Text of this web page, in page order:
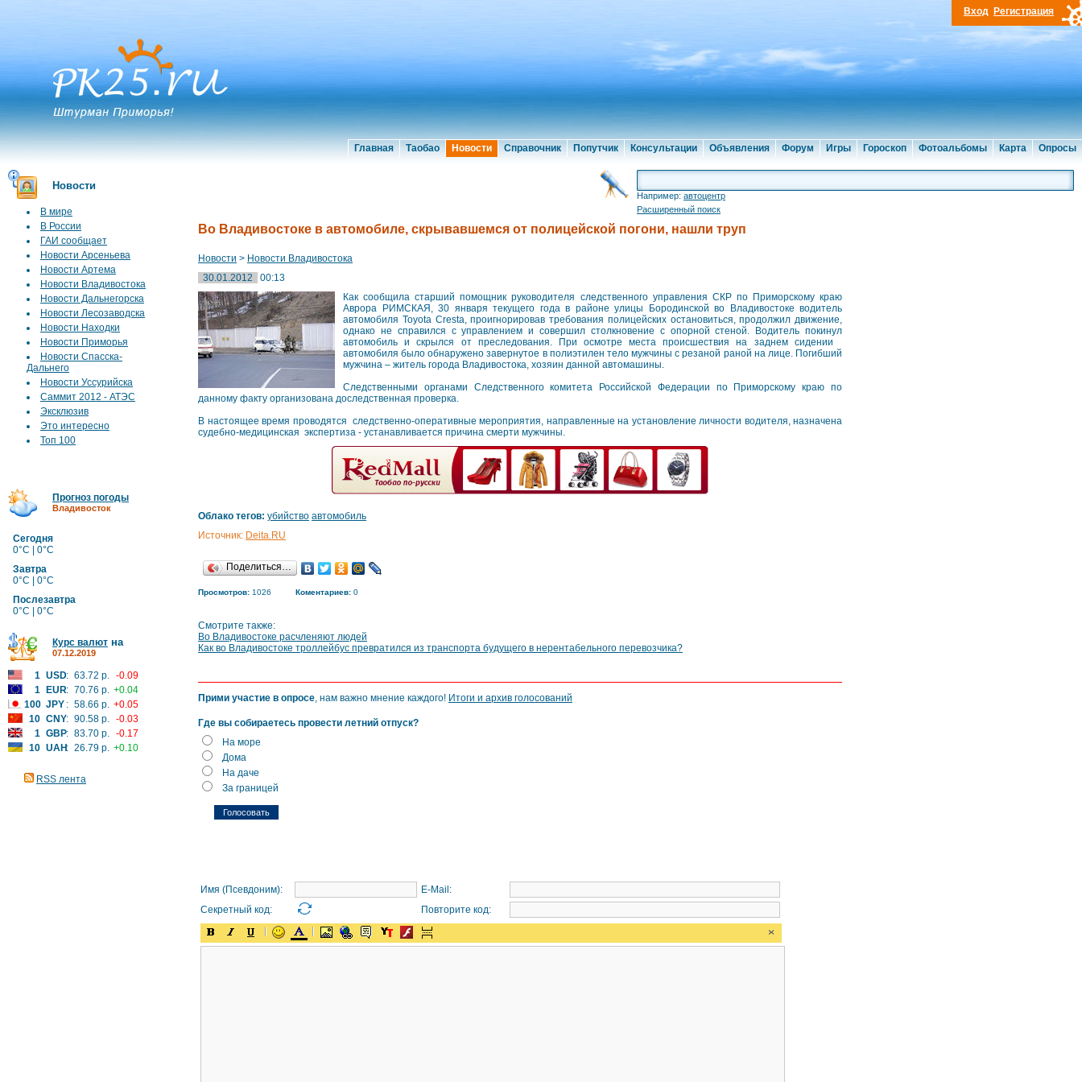
Главная Таобао Новости Справочник Попутчик Консультации Объявления Форум Игры Гороскоп Фотоальбомы Карта Опросы
Вход Регистрация
Новости
В мире
В России
ГАИ сообщает
Новости Арсеньева
Новости Артема
Новости Владивостока
Новости Дальнегорска
Новости Лесозаводска
Новости Находки
Новости Приморья
Новости Спасска-
Дальнего
Новости Уссурийска
Саммит 2012 - АТЭС
Эксклюзив
Это интересно
Топ 100
Прогноз погоды
Владивосток
Сегодня
0°C | 0°C
Завтра
0°C | 0°C
Послезавтра
0°C | 0°C
Курс валют на
07.12.2019
1 USD: 63.72 р. -0.09
1
EUR: 70.76 р. +0.04
100 JPY : 58.66 р. +0.05
10 CNY: 90.58 р. -0.03
1 GBP: 83.70 р. -0.17
10 UAH: 26.79 р. +0.10
RSS лента
Например: автоцентр
Расширенный поиск
Во Владивостоке в автомобиле, скрывавшемся от полицейской погони, нашли труп
Новости > Новости Владивостока
30.01.2012
00:13
Как сообщила старший помощник руководителя следственного управления СКР по Приморскому краю
Аврора РИМСКАЯ, 30 января текущего года в районе улицы Бородинской во Владивостоке водитель
автомобиля Toyota Cresta, проигнорировав требования полицейских остановиться, продолжил движение,
однако не справился с управлением и совершил столкновение с опорной стеной. Водитель покинул
автомобиль и скрылся от преследования. При осмотре места происшествия на заднем сидении
автомобиля было обнаружено завернутое в полиэтилен тело мужчины с резаной раной на лице. Погибший
мужчина – житель города Владивостока, хозяин данной автомашины.
Следственными органами Следственного комитета Российской Федерации по Приморскому краю по
данному факту организована доследственная проверка.
В настоящее время проводятся следственно-оперативные мероприятия, направленные на установление личности водителя, назначена
судебно-медицинская экспертиза - устанавливается причина смерти мужчины.
Облако тегов: убийство автомобиль
Источник: Deita.RU
Поделиться…
Просмотров: 1026 Коментариев: 0
Смотрите также:
Во Владивостоке расчленяют людей
Как во Владивостоке троллейбус превратился из транспорта будущего в нерентабельного перевозчика?
Прими участие в опросе, нам важно мнение каждого! Итоги и архив голосований
Где вы собираетесь провести летний отпуск?
На море
Дома
На даче
За границей
Имя (Псевдоним):
E-Mail:
Секретный код:
Повторите код: